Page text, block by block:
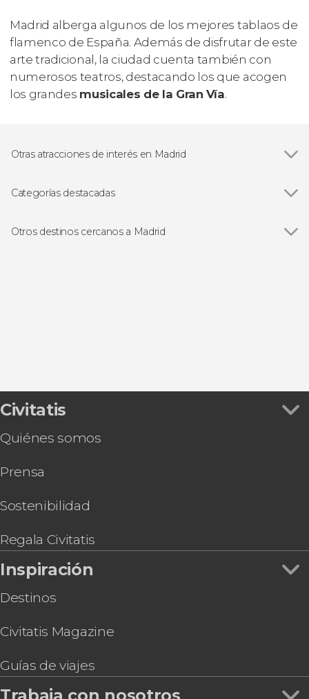
Madrid alberga algunos de los mejores tablaos de
flamenco de España. Además de disfrutar de este
arte tradicional, la ciudad cuenta también con
numerosos teatros, destacando los que acogen
los grandes musicales de la Gran Vía.
Otras atracciones de interés en Madrid
Museo Nacional del Prado
Catedral de la Almudena
Categorías destacadas
Free tours en Madrid
Otros destinos cercanos a Madrid
Civitatis
Quiénes somos
Prensa
Sostenibilidad
Regala Civitatis
Inspiración
Destinos
Civitatis Magazine
Guías de viajes